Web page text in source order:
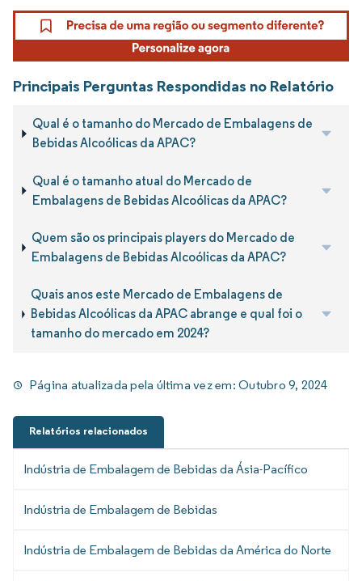
Principais Perguntas Respondidas no Relatório
Qual é o tamanho do Mercado de Embalagens de
Bebidas Alcoólicas da APAC?
Qual é o tamanho atual do Mercado de
Embalagens de Bebidas Alcoólicas da APAC?
Quem são os principais players do Mercado de
Embalagens de Bebidas Alcoólicas da APAC?
Quais anos este Mercado de Embalagens de
Bebidas Alcoólicas da APAC abrange e qual foi o
tamanho do mercado em 2024?
Página atualizada pela última vez em:Outubro 9, 2024
Relatórios relacionados
Indústria de Embalagem de Bebidas da Ásia-Pacífico
Indústria de Embalagem de Bebidas
Indústria de Embalagem de Bebidas da América do Norte